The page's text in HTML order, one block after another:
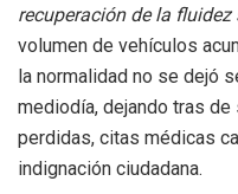
recuperación de la
volumen de vehículos
la normalidad no se dejó
mediodía, dejando tras
perdidas, citas médicas
indignación ciudadana.